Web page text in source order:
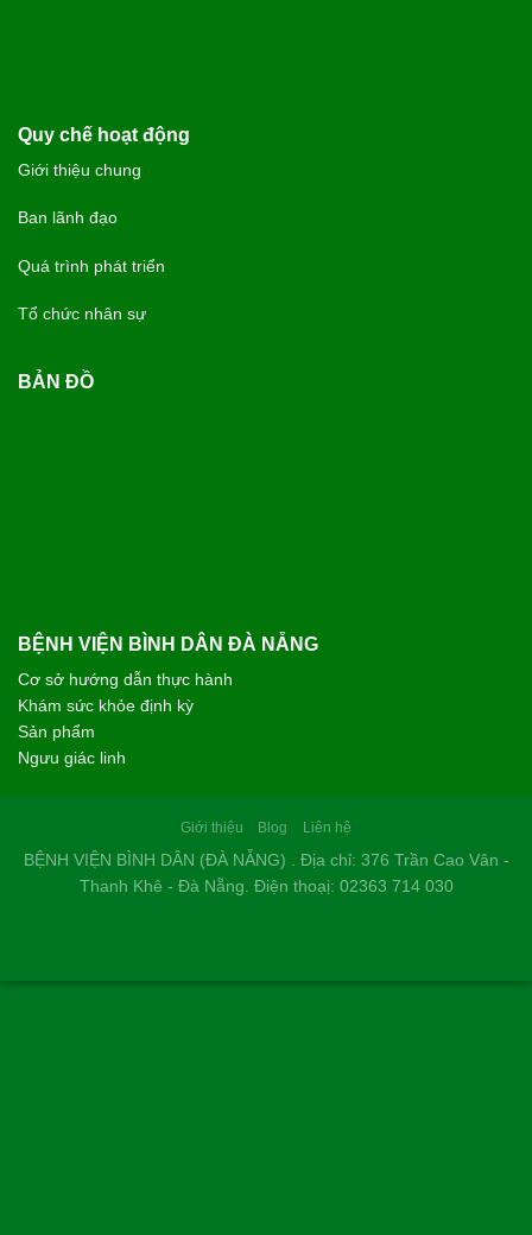
Quy chế hoạt động
Giới thiệu chung
Ban lãnh đạo
Quá trình phát triển
Tổ chức nhân sự
BẢN ĐỒ
BỆNH VIỆN BÌNH DÂN ĐÀ NẴNG
Cơ sở hướng dẫn thực hành
Khám sức khỏe định kỳ
Sản phẩm
Ngưu giác linh
Giới thiệu Blog Liên hệ
BỆNH VIỆN BÌNH DÂN (ĐÀ NẴNG) . Địa chỉ: 376 Trần Cao Vân -
Thanh Khê - Đà Nẵng. Điện thoạị: 02363 714 030